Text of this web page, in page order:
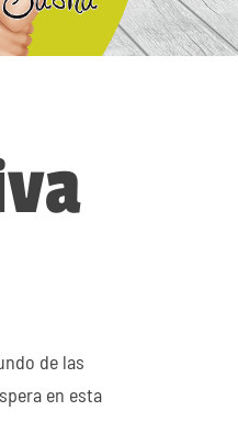
de las
en esta